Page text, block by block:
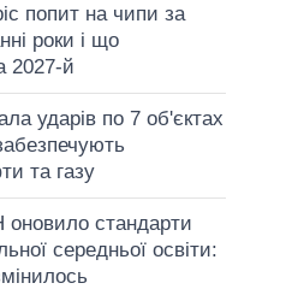
попит на чипи за
роки і що
2027-й
ударів по 7 об'єктах
та газу
стандарти
середньої освіти: